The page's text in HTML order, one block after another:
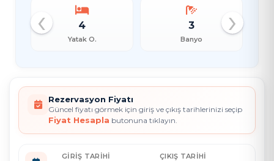
4
Yatak O.
3
Banyo
‹ ›
Rezervasyon Fiyatı
Güncel fiyatı görmek için giriş ve çıkış tarihlerinizi seçip
Fiyat Hesapla butonuna tıklayın.
GIRIŞ TARIHI ÇIKIŞ TARIHI